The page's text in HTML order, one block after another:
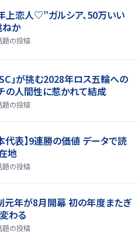
上恋人♡”ガルシア、50万いい
か
題の投稿
」が挑む2028年ロス五輪への
の人間性に惹かれて結成
題の投稿
代表】9連勝の価値 データで読
地
題の投稿
元年が8月開幕 初の年度またぎ
わる
題の投稿